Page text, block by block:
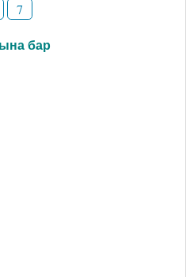
7
бар